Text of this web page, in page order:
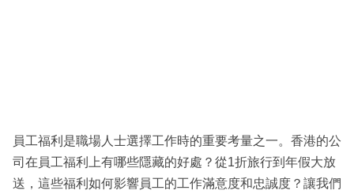
區
員工福利是職場人士選擇工作時的重要考量之一。香港的公
司在員工福利上有哪些隱藏的好處？從1折旅行到年假大放
送，這些福利如何影響員工的工作滿意度和忠誠度？讓我們